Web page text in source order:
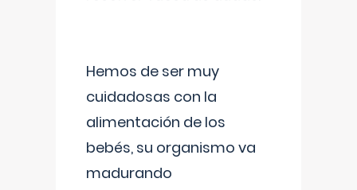
Hemos de ser muy
cuidadosas con la
alimentación de los
bebés, su organismo va
madurando